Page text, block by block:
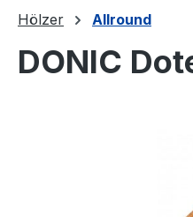
Hölzer Allround
DONIC